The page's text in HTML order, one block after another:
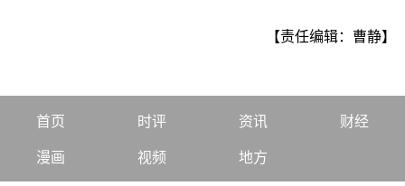
【责任编辑：曹静】
首页 时评 资讯 财经
漫画 视频 地方